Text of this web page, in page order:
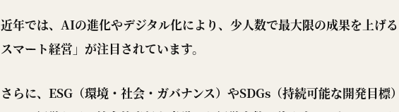
近年では、AIの進化やデジタル化により、少人数で最大限の成果を上げ
スマート経営」が注目されています。
さらに、ESG（環境・社会・ガバナンス）やSDGs（持続可能な開発目標